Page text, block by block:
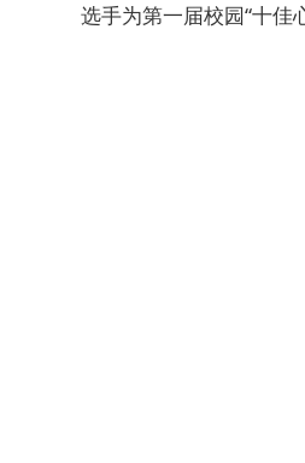
选手为第一届校园“十佳